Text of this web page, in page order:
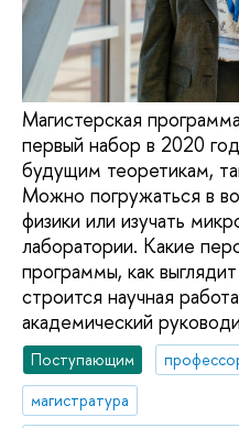
Магистерская
первый набор в 2020
будущим теоретикам,
Можно погружаться в
физики или изучать
лаборатории. Какие
программы, как
строится научная
академический
Поступающим
магистратура